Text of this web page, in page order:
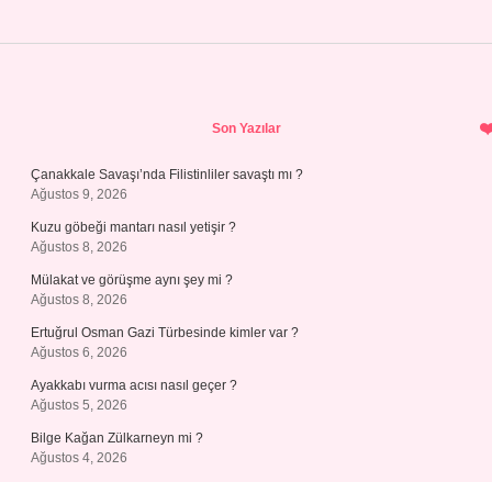
Son Yazılar
Çanakkale Savaşı’nda Filistinliler savaştı mı ?
Ağustos 9, 2026
Kuzu göbeği mantarı nasıl yetişir ?
Ağustos 8, 2026
Mülakat ve görüşme aynı şey mi ?
Ağustos 8, 2026
Ertuğrul Osman Gazi Türbesinde kimler var ?
Ağustos 6, 2026
Ayakkabı vurma acısı nasıl geçer ?
Ağustos 5, 2026
Bilge Kağan Zülkarneyn mi ?
Ağustos 4, 2026